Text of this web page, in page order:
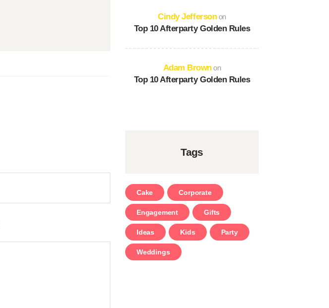
Cindy Jeffersonon
Top 10 Afterparty Golden Rules
Adam Brownon
Top 10 Afterparty Golden Rules
Tags
Cake Corporate
Engagement Gifts
Ideas Kids Party
Weddings